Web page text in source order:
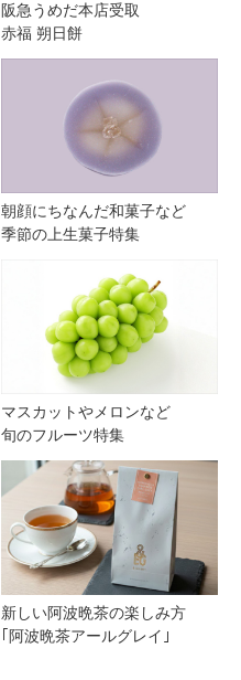
阪急うめだ本店受取
赤福 朔日餅
朝顔にちなんだ和菓子など
季節の上生菓子特集
マスカットやメロンなど
旬のフルーツ特集
新しい阿波晩茶の楽しみ方
｢阿波晩茶アールグレイ｣